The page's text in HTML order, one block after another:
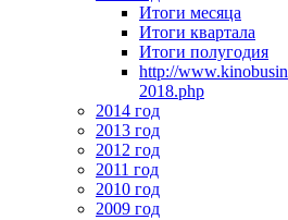
Итоги месяца
Итоги квартала
Итоги полугодия
http://
2018.php
2014 год
2013 год
2012 год
2011 год
2010 год
2009 год